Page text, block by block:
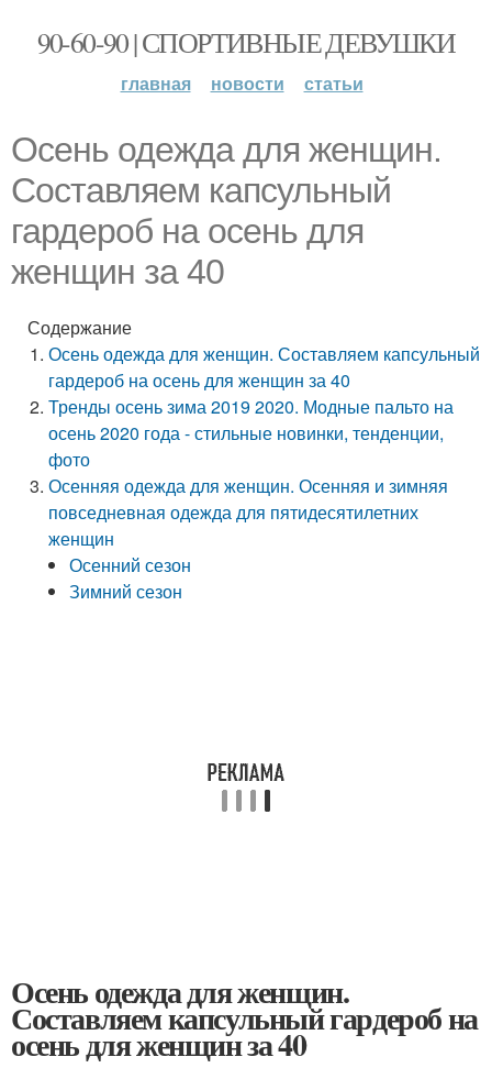
90-60-90 | СПОРТИВНЫЕ ДЕВУШКИ
главная новости статьи
Осень одежда для женщин.
Составляем капсульный
гардероб на осень для
женщин за 40
Содержание
Осень одежда для женщин. Составляем капсульный
гардероб на осень для женщин за 40
Тренды осень зима 2019 2020. Модные пальто на
осень 2020 года - стильные новинки, тенденции,
фото
Осенняя одежда для женщин. Осенняя и зимняя
повседневная одежда для пятидесятилетних
женщин
Осенний сезон
Зимний сезон
Осень одежда для женщин.
Составляем капсульный гардероб на
осень для женщин за 40